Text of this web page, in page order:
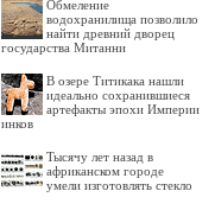
Обмеление
водохранилища позволило
найти древний дворец
государства Митанни
В озере Титикака нашли
идеально сохранившиеся
артефакты эпохи Империи
инков
Тысячу лет назад в
африканском городе
умели изготовлять стекло